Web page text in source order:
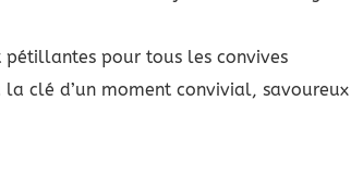
pour tous les convives
clé d’un moment convivial, savoureux